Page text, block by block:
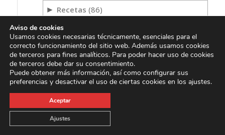
► Recetas (86)
Autores
► María Alcázar
► Recicla con Libby's
Aviso de cookies
Usamos cookies necesarias técnicamente, esenciales para el
correcto funcionamiento del sitio web. Además usamos cookies
de terceros para fines analíticos. Para poder hacer uso de cookies
de terceros debe dar su consentimiento.
Puede obtener más información, así como configurar sus
preferencias y desactivar el uso de ciertas cookies en los ajustes.
Aceptar
Ajustes